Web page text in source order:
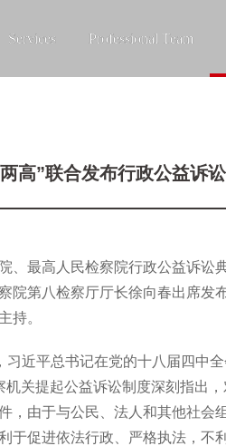
Services Professional Team
高”联合发布行政公益诉
、最高人民检察院行政公益诉讼
院第八检察厅厅长徐向春出席发
持。
习近平总书记在党的十八届四中
关提起公益诉讼制度深刻指出
，由于与公民、法人和其他社会
于促进依法行政、严格执法，不